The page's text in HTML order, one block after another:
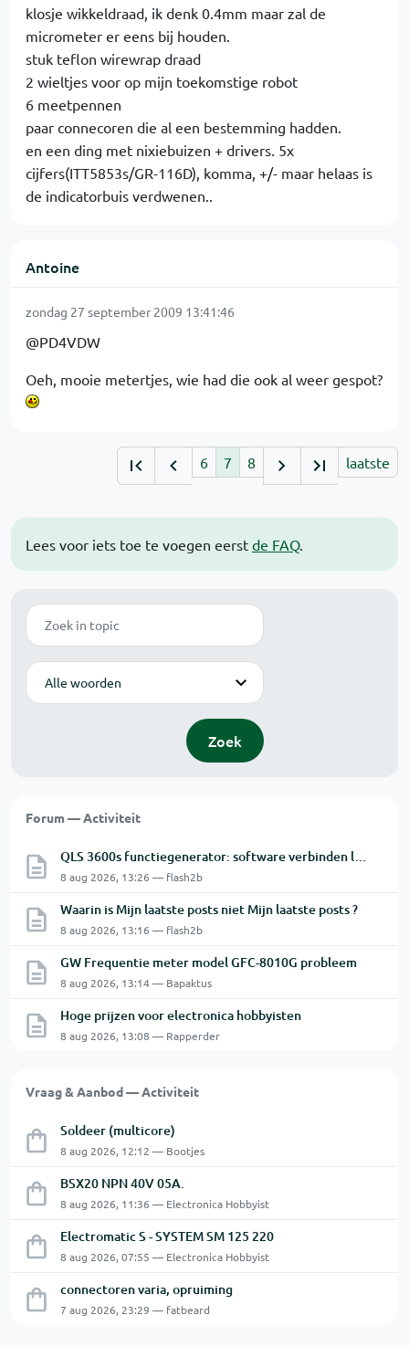
Lees voor iets toe te voegen eerst de FAQ.
Zoek
Modus
Zoek
Forum — Activiteit
8 aug 2026, 13:26 — flash2b
Waarin is Mijn laatste posts niet Mijn laatste posts ?
8 aug 2026, 13:16 — flash2b
GW Frequentie meter model GFC-8010G probleem
8 aug 2026, 13:14 — Bapaktus
Hoge prijzen voor electronica hobbyisten
8 aug 2026, 13:08 — Rapperder
Vraag & Aanbod — Activiteit
Soldeer (multicore)
8 aug 2026, 12:12 — Bootjes
BSX20 NPN 40V 05A.
8 aug 2026, 11:36 — Electronica Hobbyist
Electromatic S - SYSTEM SM 125 220
8 aug 2026, 07:55 — Electronica Hobbyist
connectoren varia, opruiming
7 aug 2026, 23:29 — fatbeard
klosje wikkeldraad, ik denk 0.4mm maar zal de
micrometer er eens bij houden.
stuk teflon wirewrap draad
2 wieltjes voor op mijn toekomstige robot
6 meetpennen
paar connecoren die al een bestemming hadden.
en een ding met nixiebuizen + drivers. 5x
cijfers(ITT5853s/GR-116D), komma, +/- maar helaas is
de indicatorbuis verdwenen..
Antoine
zondag 27 september 2009 13:41:46
@PD4VDW
Oeh, mooie metertjes, wie had die ook al weer gespot?
6 7 8 laatste